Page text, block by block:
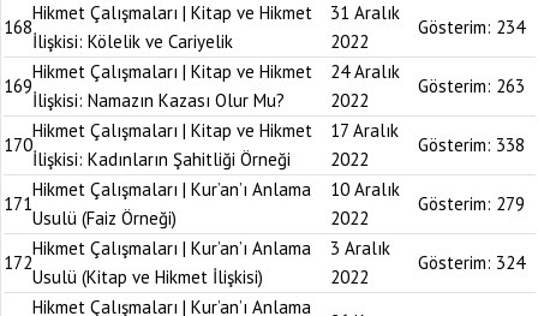
168
Hikmet Çalışmaları | Kitap ve Hikmet
İlişkisi: Kölelik ve Cariyelik
31 Aralık
2022
Gösterim: 234
169
Hikmet Çalışmaları | Kitap ve Hikmet
İlişkisi: Namazın Kazası Olur Mu?
24 Aralık
2022
Gösterim: 263
170
Hikmet Çalışmaları | Kitap ve Hikmet
İlişkisi: Kadınların Şahitliği Örneği
17 Aralık
2022
Gösterim: 338
171
Hikmet Çalışmaları | Kur’an’ı Anlama
Usulü (Faiz Örneği)
10 Aralık
2022
Gösterim: 279
172
Hikmet Çalışmaları | Kur’an’ı Anlama
Usulü (Kitap ve Hikmet İlişkisi)
3 Aralık
2022
Gösterim: 324
Hikmet Çalışmaları | Kur’an’ı Anlama